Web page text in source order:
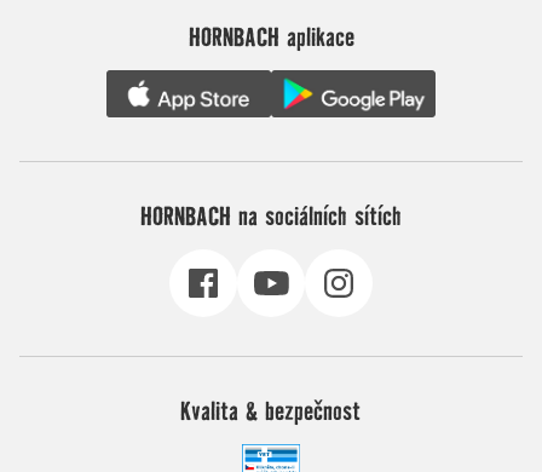
HORNBACH aplikace
HORNBACH na sociálních sítích
Kvalita & bezpečnost